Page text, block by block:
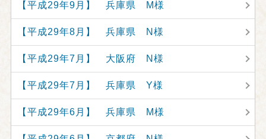
【平成29年9月】 兵庫県 M様
【平成29年8月】 兵庫県 N様
【平成29年7月】 大阪府 N様
【平成29年7月】 兵庫県 Y様
【平成29年6月】 兵庫県 M様